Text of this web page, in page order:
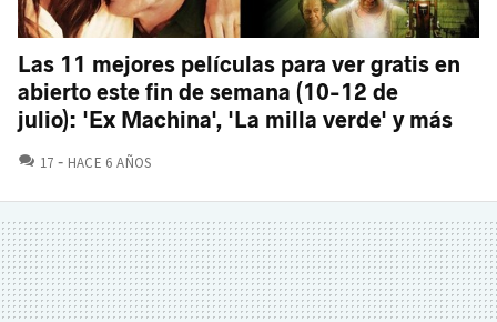
Las 11 mejores películas para ver gratis en
abierto este fin de semana (10-12 de
julio): 'Ex Machina', 'La milla verde' y más
17 COMENTARIOS
HACE 6 AÑOS